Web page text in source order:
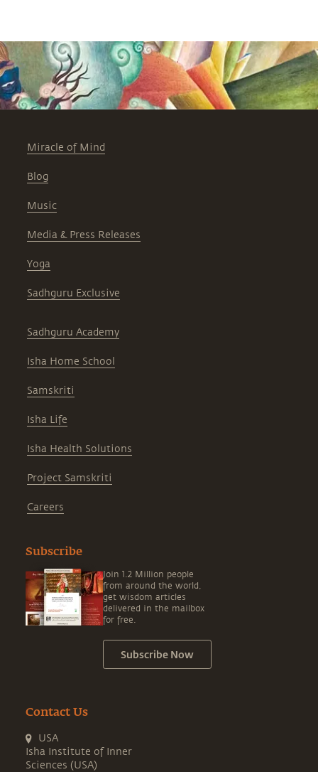
Miracle of Mind
Blog
Music
Media & Press Releases
Yoga
Sadhguru Exclusive
Sadhguru Academy
Isha Home School
Samskriti
Isha Life
Isha Health Solutions
Project Samskriti
Careers
Subscribe
Join 1.2 Million people
from around the world,
get wisdom articles
delivered in the mailbox
for free.
Subscribe Now
Contact Us
USA
Isha Institute of Inner
Sciences (USA)